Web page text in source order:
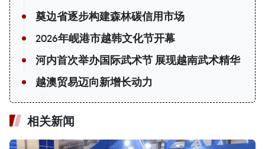
奠边省逐步构建森林碳信用市场
2026年岘港市越韩文化节开幕
河内首次举办国际武术节 展现越南武术精华
越澳贸易迈向新增长动力
相关新闻